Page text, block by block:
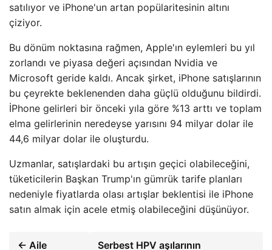
satılıyor ve iPhone'un artan popülaritesinin altını
çiziyor.
Bu dönüm noktasına rağmen, Apple'ın eylemleri bu yıl
zorlandı ve piyasa değeri açısından Nvidia ve
Microsoft geride kaldı. Ancak şirket, iPhone satışlarının
bu çeyrekte beklenenden daha güçlü olduğunu bildirdi.
İPhone gelirleri bir önceki yıla göre %13 arttı ve toplam
elma gelirlerinin neredeyse yarısını 94 milyar dolar ile
44,6 milyar dolar ile oluşturdu.
Uzmanlar, satışlardaki bu artışın geçici olabileceğini,
tüketicilerin Başkan Trump'ın gümrük tarife planları
nedeniyle fiyatlarda olası artışlar beklentisi ile iPhone
satın almak için acele etmiş olabileceğini düşünüyor.
← Aile
Serbest HPV aşılarının